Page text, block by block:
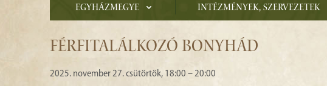
Egyházmegye Intézmények, szervezetek
FÉRFITALÁLKOZÓ BONYHÁD
2025. november 27. csütörtök, 18:00 – 20:00